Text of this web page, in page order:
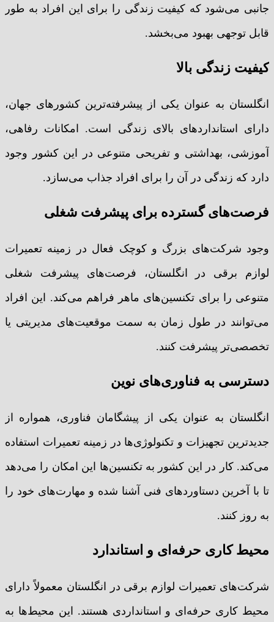
جانبی می‌شود که کیفیت زندگی را برای این افراد به طور
قابل توجهی بهبود می‌بخشد.
کیفیت زندگی بالا
انگلستان به عنوان یکی از پیشرفته‌ترین کشورهای جهان،
دارای استانداردهای بالای زندگی است. امکانات رفاهی،
آموزشی، بهداشتی و تفریحی متنوعی در این کشور وجود
دارد که زندگی در آن را برای افراد جذاب می‌سازد.
فرصت‌های گسترده برای پیشرفت شغلی
وجود شرکت‌های بزرگ و کوچک فعال در زمینه تعمیرات
لوازم برقی در انگلستان، فرصت‌های پیشرفت شغلی
متنوعی را برای تکنسین‌های ماهر فراهم می‌کند. این افراد
می‌توانند در طول زمان به سمت موقعیت‌های مدیریتی یا
تخصصی‌تر پیشرفت کنند.
دسترسی به فناوری‌های نوین
انگلستان به عنوان یکی از پیشگامان فناوری، همواره از
جدیدترین تجهیزات و تکنولوژی‌ها در زمینه تعمیرات استفاده
می‌کند. کار در این کشور به تکنسین‌ها این امکان را می‌دهد
تا با آخرین دستاوردهای فنی آشنا شده و مهارت‌های خود را
به روز کنند.
محیط کاری حرفه‌ای و استاندارد
شرکت‌های تعمیرات لوازم برقی در انگلستان معمولاً دارای
محیط کاری حرفه‌ای و استانداردی هستند. این محیط‌ها به